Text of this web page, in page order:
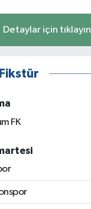
Detaylar için tıklayın
FK